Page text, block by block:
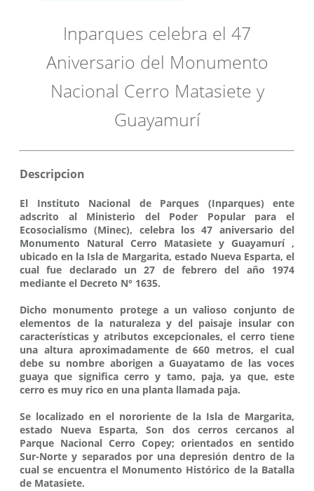
Inparques celebra el 47
Aniversario del Monumento
Nacional Cerro Matasiete y
Guayamurí
Descripcion
El Instituto Nacional de Parques (Inparques) ente
adscrito al Ministerio del Poder Popular para el
Ecosocialismo (Minec), celebra los 47 aniversario del
Monumento Natural Cerro Matasiete y Guayamurí ,
ubicado en la Isla de Margarita, estado Nueva Esparta, el
cual fue declarado un 27 de febrero del año 1974
mediante el Decreto N° 1635.
Dicho monumento protege a un valioso conjunto de
elementos de la naturaleza y del paisaje insular con
características y atributos excepcionales, el cerro tiene
una altura aproximadamente de 660 metros, el cual
debe su nombre aborigen a Guayatamo de las voces
guaya que significa cerro y tamo, paja, ya que, este
cerro es muy rico en una planta llamada paja.
Se localizado en el nororiente de la Isla de Margarita,
estado Nueva Esparta, Son dos cerros cercanos al
Parque Nacional Cerro Copey; orientados en sentido
Sur-Norte y separados por una depresión dentro de la
cual se encuentra el Monumento Histórico de la Batalla
de Matasiete.